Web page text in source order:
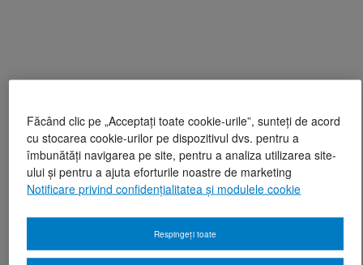
Făcând clic pe „Acceptați toate cookie-urile”, sunteți de acord
cu stocarea cookie-urilor pe dispozitivul dvs. pentru a
îmbunătăți navigarea pe site, pentru a analiza utilizarea site-
ului și pentru a ajuta eforturile noastre de marketing
Notificare privind confidențialitatea și modulele cookie
Respingeți toate